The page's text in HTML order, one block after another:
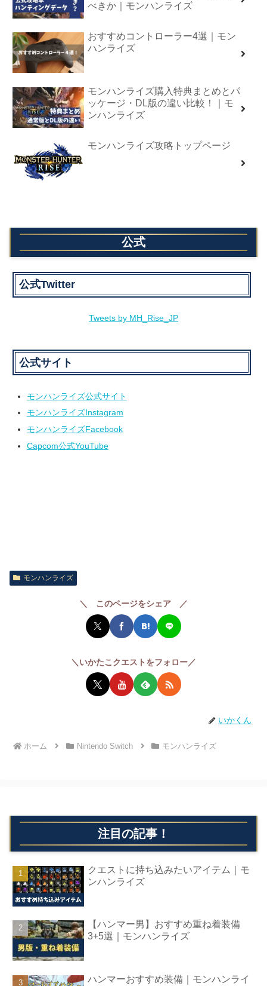
べきか｜モンハンライズ
おすすめコントローラー4選｜モン
ハンライズ
モンハンライズ購入特典まとめとパ
ッケージ・DL版の違い比較！｜モ
ンハンライズ
モンハンライズ攻略トップページ
公式
公式Twitter
Tweets by MH_Rise_JP
公式サイト
モンハンライズ公式サイト
モンハンライズInstagram
モンハンライズFacebook
Capcom公式YouTube
モンハンライズ
＼ このページをシェア ／
＼いかたこクエストをフォロー／
いかくん
ホーム Nintendo Switch モンハンライズ
注目の記事！
クエストに持ち込みたいアイテム｜モ
ンハンライズ
【ハンマー男】おすすめ重ね着装備
3+5選｜モンハンライズ
ハンマーおすすめ装備｜モンハンライ